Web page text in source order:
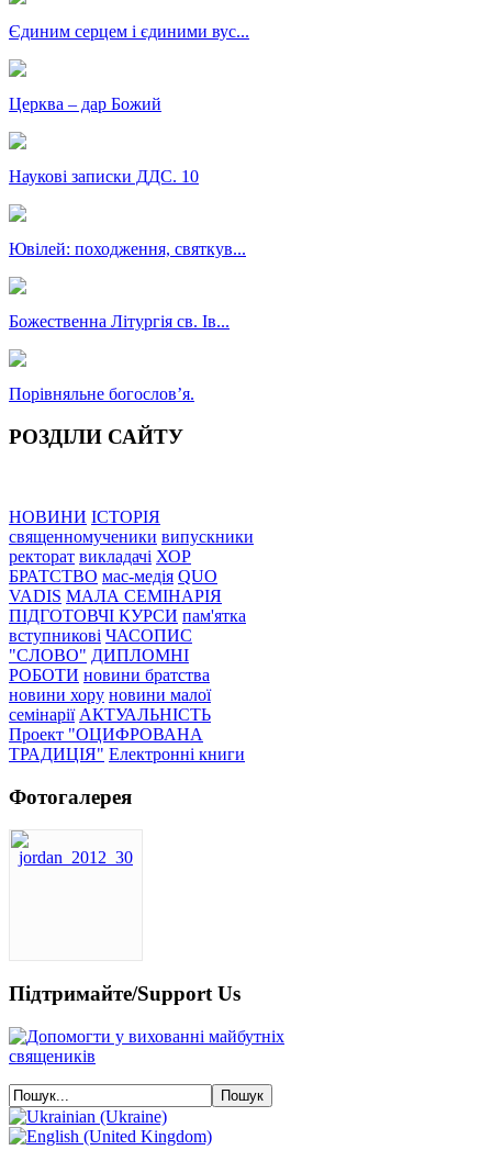
Єдиним серцем і єдиними вус...
Церква – дар Божий
Наукові записки ДДС. 10
Ювілей: походження, святкув...
Божественна Літургія св. Ів...
Порівняльне богословʼя.
РОЗДІЛИ САЙТУ
НОВИНИ ІСТОРІЯ
священномученики випускники
ректорат викладачі ХОР
БРАТСТВО мас-медія QUO
VADIS МАЛА СЕМІНАРІЯ
ПІДГОТОВЧІ КУРСИ пам'ятка
вступникові ЧАСОПИС
"СЛОВО" ДИПЛОМНІ
РОБОТИ новини братства
новини хору новини малої
семінарії АКТУАЛЬНІСТЬ
Проект "ОЦИФРОВАНА
ТРАДИЦІЯ" Електронні книги
Фотогалерея
Підтримайте/Support Us